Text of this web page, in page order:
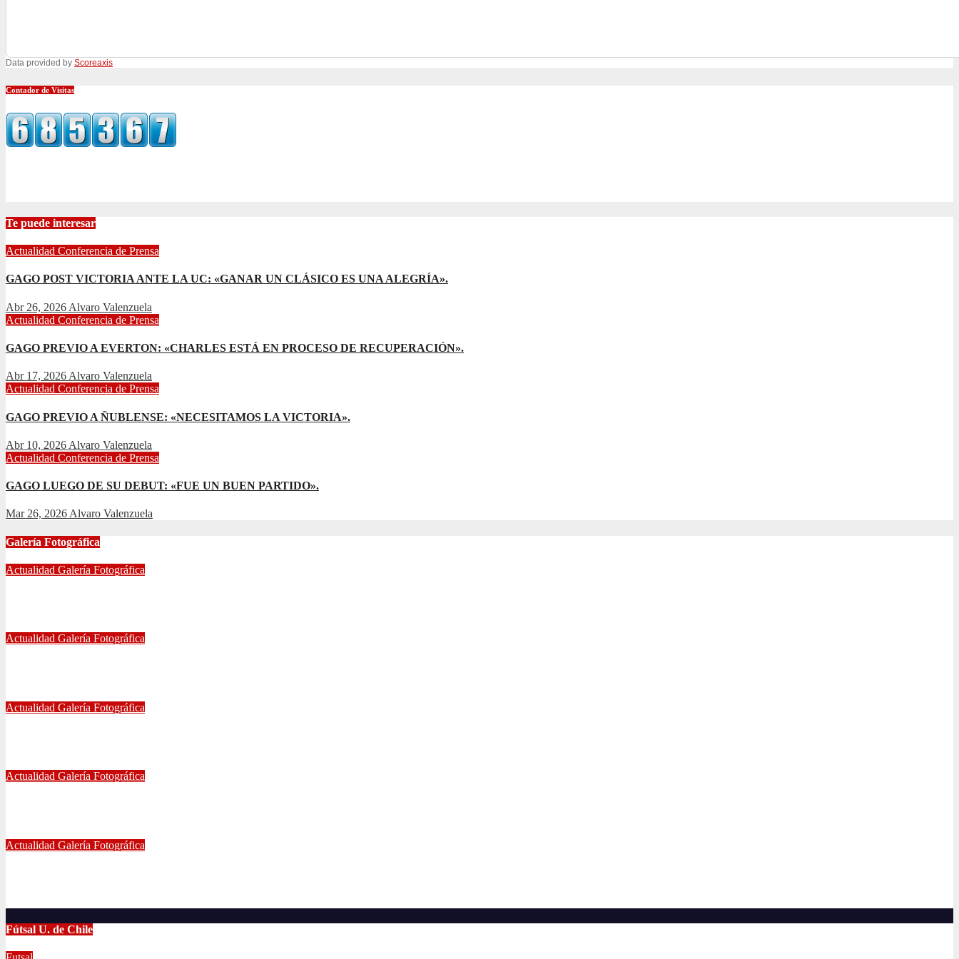
Data provided by Scoreaxis
Contador de Visitas
Te puede interesar
Actualidad Conferencia de Prensa
GAGO POST VICTORIA ANTE LA UC: «GANAR UN CLÁSICO ES UNA ALEGRÍA».
Abr 26, 2026 Alvaro Valenzuela
Actualidad Conferencia de Prensa
GAGO PREVIO A EVERTON: «CHARLES ESTÁ EN PROCESO DE RECUPERACIÓN».
Abr 17, 2026 Alvaro Valenzuela
Actualidad Conferencia de Prensa
GAGO PREVIO A ÑUBLENSE: «NECESITAMOS LA VICTORIA».
Abr 10, 2026 Alvaro Valenzuela
Actualidad Conferencia de Prensa
GAGO LUEGO DE SU DEBUT: «FUE UN BUEN PARTIDO».
Mar 26, 2026 Alvaro Valenzuela
Galería Fotográfica
Actualidad Galería Fotográfica
Actualidad Galería Fotográfica
Actualidad Galería Fotográfica
Actualidad Galería Fotográfica
Actualidad Galería Fotográfica
Fútsal U. de Chile